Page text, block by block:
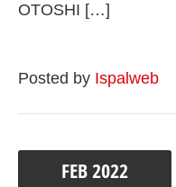
OTOSHI […]
Posted by Ispalweb
FEB2022